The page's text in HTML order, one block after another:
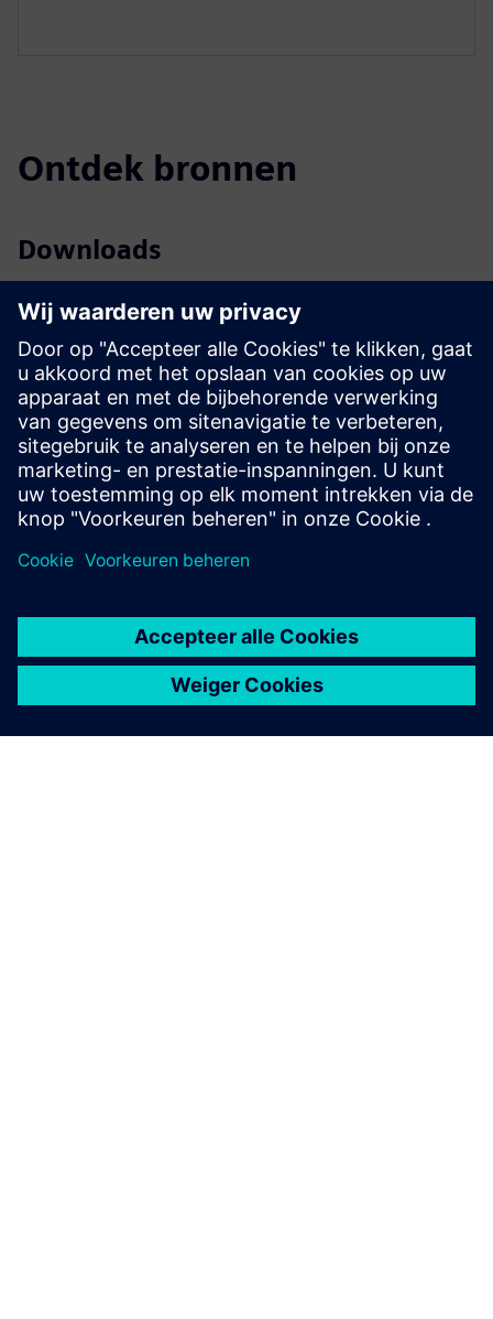
Ontdek bronnen
Downloads
Profiel SICAM A8000
Profiel SICAM A8000 Rack
Catalogus | SICAM-substationautomatisering
Specificaties van de aanbesteding
SIEportal - Online winkel
SICAM A8000 op SIEportal